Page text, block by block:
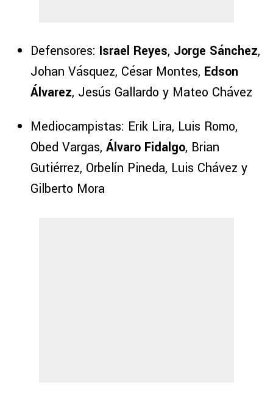
Defensores: Israel Reyes, Jorge Sánchez,
Johan Vásquez, César Montes, Edson
Álvarez, Jesús Gallardo y Mateo Chávez
Mediocampistas: Erik Lira, Luis Romo,
Obed Vargas, Álvaro Fidalgo, Brian
Gutiérrez, Orbelín Pineda, Luis Chávez y
Gilberto Mora